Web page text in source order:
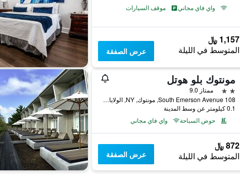
واي فاي مجاني
موقف السيارات
1,157 ﷼
المتوسط في الليلة عرض الصفقة
مونتوك بلو هوتل
2 نجمتين
ممتاز 9.0
108 South Emerson Avenue, مونتوك, NY, الولايات المتحدة الأميريكية
0.1 كيلومتر عن وسط المدينة
حوض السباحة
واي فاي مجاني
872 ﷼
المتوسط في الليلة عرض الصفقة